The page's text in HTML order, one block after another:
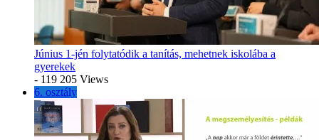
Június 1-jén folytatódik a tanítás, mehetnek iskolába a
gyerekek
- 119 205 Views
6. osztály